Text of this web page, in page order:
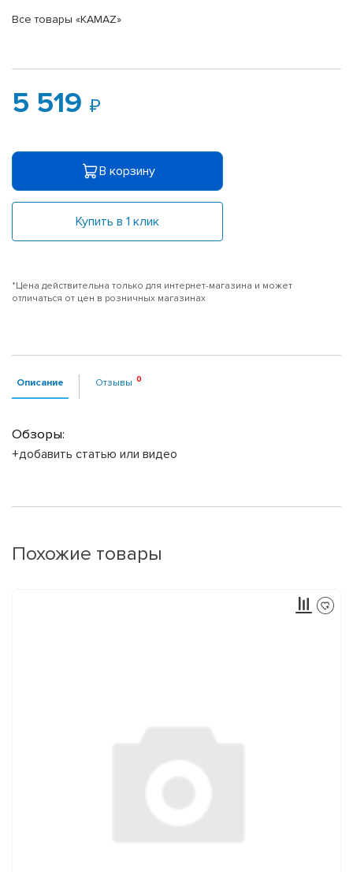
Все товары «KAMAZ»
5 519
В корзину
Купить в 1 клик
*Цена действительна только для интернет-магазина и может
отличаться от цен в розничных магазинах
Описание Отзывы
Обзоры:
+добавить статью или видео
Похожие товары